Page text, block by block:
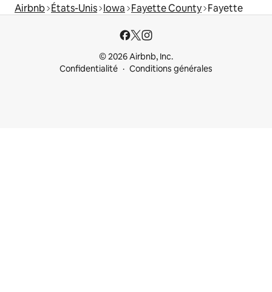
Airbnb États-Unis Iowa Fayette County Fayette
© 2026 Airbnb, Inc.
Confidentialité
Conditions générales